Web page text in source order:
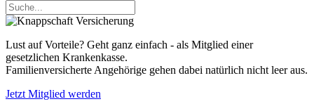
Lust auf Vorteile? Geht ganz einfach - als Mitglied einer
gesetzlichen Krankenkasse.
Familienversicherte Angehörige gehen dabei natürlich nicht leer aus.
Jetzt Mitglied werden